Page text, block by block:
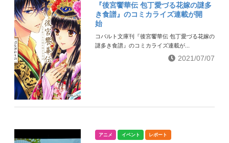
『後宮饗華伝 包丁愛づる花嫁の謎多
き食譜』のコミカライズ連載が開
始
コバルト文庫刊『後宮饗華伝 包丁愛づる花嫁の
謎多き食譜』のコミカライズ連載が...
2021/07/07
アニメ イベント レポート